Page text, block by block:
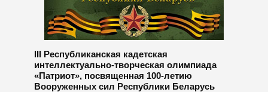
III Республиканская кадетская
интеллектуально-творческая олимпиада
«Патриот», посвященная 100-летию
Вооруженных сил Республики Беларусь